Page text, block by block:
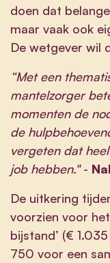
doen dat
maar vaak ook
De wetgever wil
“Met een
mantelzorger
momenten de
de
vergeten dat
job hebben."-
De uitkering
voorzien voor
bijstand’ (€
750 voor een